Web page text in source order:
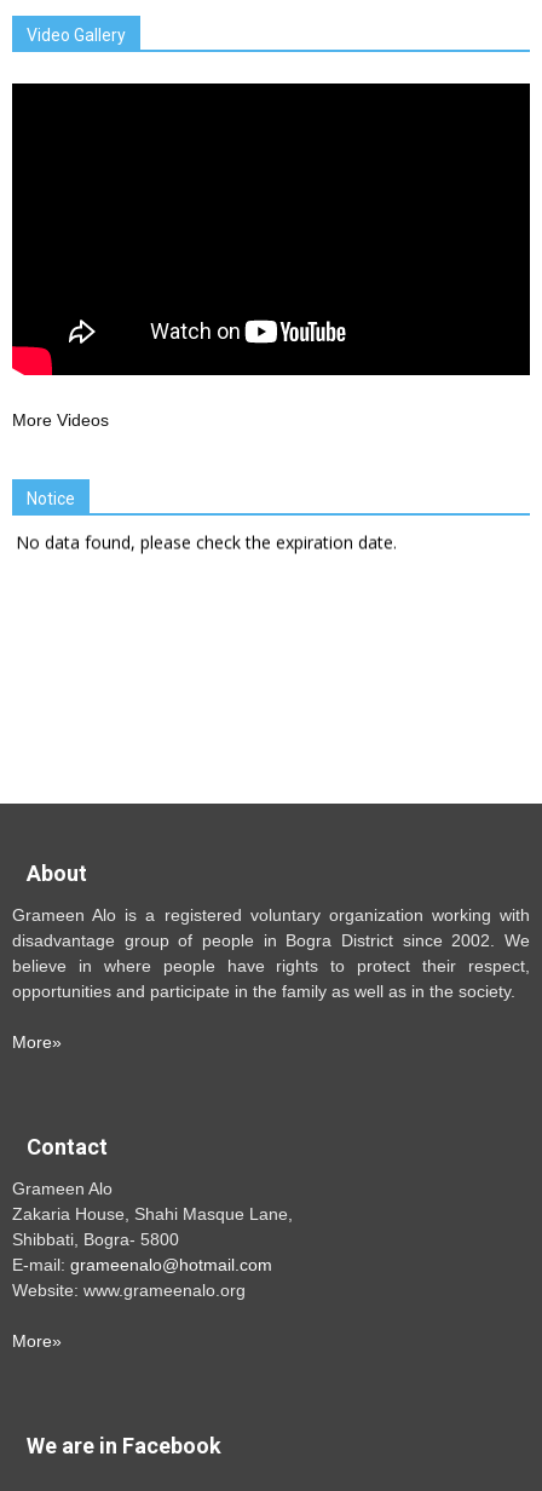
Video Gallery
More Videos
Notice
No data found, please check the expiration date.
About
Grameen Alo is a registered voluntary organization working with
disadvantage group of people in Bogra District since 2002. We
believe in where people have rights to protect their respect,
opportunities and participate in the family as well as in the society.
More»
Contact
Grameen Alo
Zakaria House, Shahi Masque Lane,
Shibbati, Bogra- 5800
E-mail: grameenalo@hotmail.com
Website: www.grameenalo.org
More»
We are in Facebook